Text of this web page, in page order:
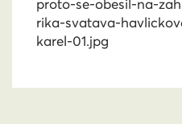
proto-se-obesil-na-
rika-svatava-
karel-01.jpg